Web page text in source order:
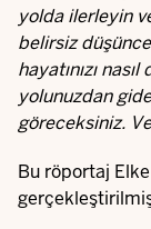
yolda ilerleyin
belirsiz
hayatınızı
yolunuzdan
göreceksiniz.
Bu röportaj